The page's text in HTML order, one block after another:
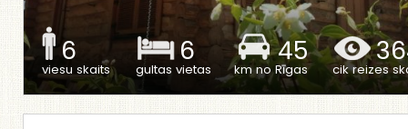
6
viesu skaits
6
gultas vietas
45
km no Rīgas cik reizes